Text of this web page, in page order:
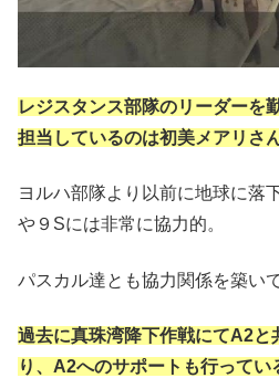
レジスタンス部隊のリーダーを
担当しているのは初美メアリさん
ヨルハ部隊より以前に地球に落
や９Sには非常に協力的。
パスカル達とも協力関係を築い
過去に真珠湾降下作戦にてA2と
り、A2へのサポートも行ってい